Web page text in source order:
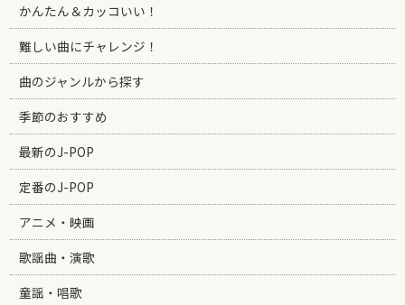
かんたん＆カッコいい！
難しい曲にチャレンジ！
曲のジャンルから探す
季節のおすすめ
最新のJ-POP
定番のJ-POP
アニメ・映画
歌謡曲・演歌
童謡・唱歌